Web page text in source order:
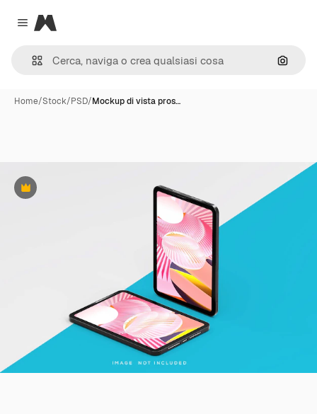
Close menu
Magnific
Cerca
Home/Stock/PSD/Mockup di vista pros…
Premium